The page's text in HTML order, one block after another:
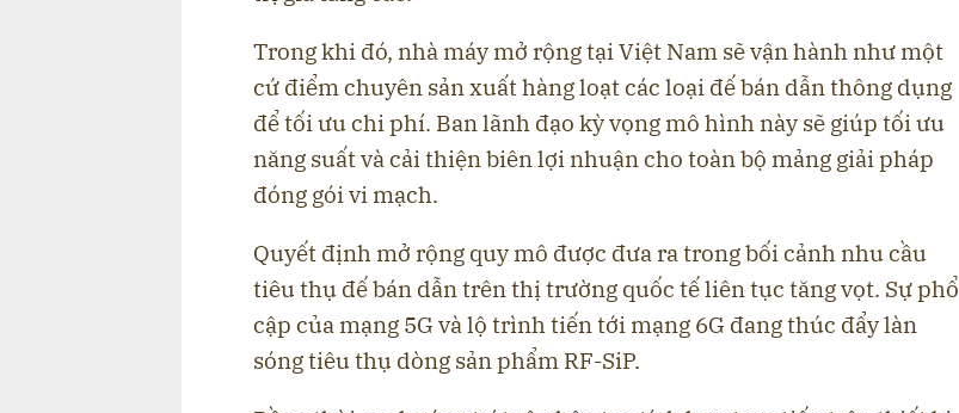
Trong khi đó, nhà máy mở rộng tại Việt Nam sẽ vận hành như một
cứ điểm chuyên sản xuất hàng loạt các loại đế bán dẫn thông dụng
để tối ưu chi phí. Ban lãnh đạo kỳ vọng mô hình này sẽ giúp tối ưu
năng suất và cải thiện biên lợi nhuận cho toàn bộ mảng giải pháp
đóng gói vi mạch.
Quyết định mở rộng quy mô được đưa ra trong bối cảnh nhu cầu
tiêu thụ đế bán dẫn trên thị trường quốc tế liên tục tăng vọt. Sự phổ
cập của mạng 5G và lộ trình tiến tới mạng 6G đang thúc đẩy làn
sóng tiêu thụ dòng sản phẩm RF-SiP.